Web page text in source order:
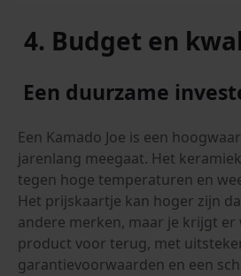
4. Budget en
Een duurzame
Een Kamado Joe is een
jarenlang meegaat. Het
tegen hoge temperaturen en
Het prijskaartje kan hoger zijn
andere merken, maar je krijgt
product voor terug, met
garantievoorwaarden en een